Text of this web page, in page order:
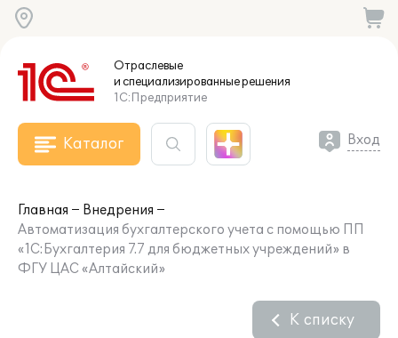
Отраслевые
и специализированныерешения
1С:Предприятие
Каталог Вход
Главная
Внедрения
Автоматизация бухгалтерского учета с помощью ПП
«1С:Бухгалтерия 7.7 для бюджетных учреждений» в
ФГУ ЦАС «Алтайский»
К списку